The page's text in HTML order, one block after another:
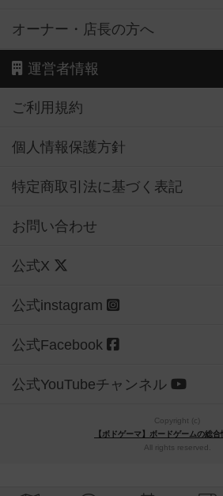
オーナー・店長の方へ
運営者情報
ご利用規約
個人情報保護方針
特定商取引法に基づく表記
お問い合わせ
公式X
公式instagram
公式Facebook
公式YouTubeチャンネル
Copyright (c)
【ボドゲーマ】ボードゲームの総合
All rights reserved.